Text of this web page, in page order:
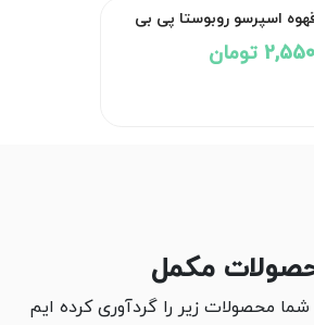
اسپرسو روبوستا پی بی
تومان
مکمل
محصولات زیر را گردآوری کرده ایم